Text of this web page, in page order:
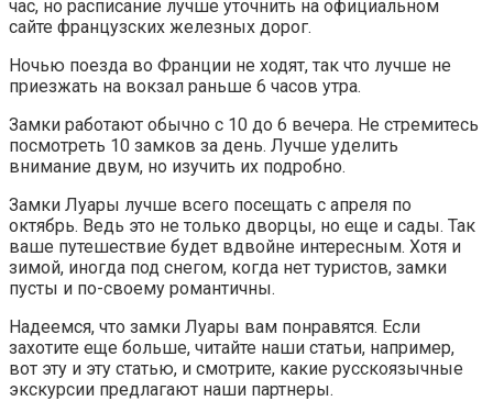
час, но расписание лучше уточнить на официальном
сайте французских железных дорог.
Ночью поезда во Франции не ходят, так что лучше не
приезжать на вокзал раньше 6 часов утра.
Замки работают обычно с 10 до 6 вечера. Не стремитесь
посмотреть 10 замков за день. Лучше уделить
внимание двум, но изучить их подробно.
Замки Луары лучше всего посещать с апреля по
октябрь. Ведь это не только дворцы, но еще и сады. Так
ваше путешествие будет вдвойне интересным. Хотя и
зимой, иногда под снегом, когда нет туристов, замки
пусты и по-своему романтичны.
Надеемся, что замки Луары вам понравятся. Если
захотите еще больше, читайте наши статьи, например,
вот эту и эту статью, и смотрите, какие русскоязычные
экскурсии предлагают наши партнеры.